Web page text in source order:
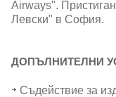
Airways".
Левски" в София.
ДОПЪЛНИТЕЛНИ
Съдействие за